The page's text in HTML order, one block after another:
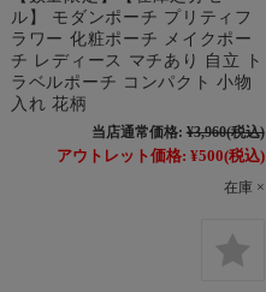
ル】 モダンポーチ プリティフ
ラワー 化粧ポーチ メイクポー
チ レディース マチあり 自立 ト
ラベルポーチ コンパクト 小物
入れ 花柄
当店通常価格: ¥3,960(税込)
アウトレット価格: ¥500(税込)
在庫 ×